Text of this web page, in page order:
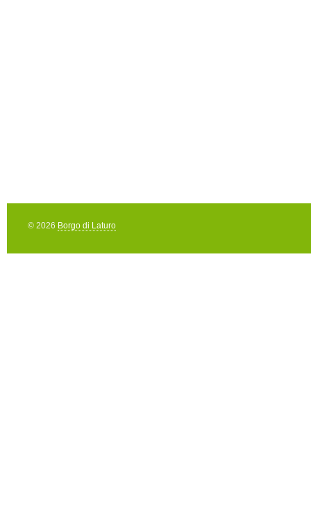
© 2026 Borgo di Laturo